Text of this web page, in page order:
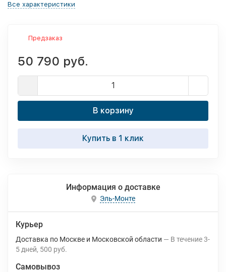
Все характеристики
Предзаказ
50 790 руб.
В корзину
Купить в 1 клик
Информация о доставке
Эль-Монте
Курьер
Доставка по Москве и Московской области В течение3-
5 дней 500 руб.
Самовывоз